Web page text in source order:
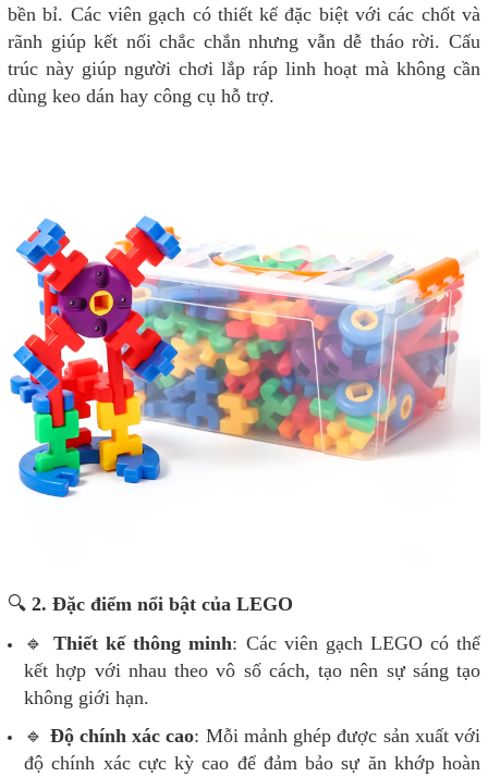
bền bỉ. Các viên gạch có thiết kế đặc biệt với các chốt và
rãnh giúp kết nối chắc chắn nhưng vẫn dễ tháo rời. Cấu
trúc này giúp người chơi lắp ráp linh hoạt mà không cần
dùng keo dán hay công cụ hỗ trợ.
🔍 2. Đặc điểm nổi bật của LEGO
🔹Thiết kế thông minh: Các viên gạch LEGO có thể
kết hợp với nhau theo vô số cách, tạo nên sự sáng tạo
không giới hạn.
🔹 Độ chính xác cao: Mỗi mảnh ghép được sản xuất với
độ chính xác cực kỳ cao để đảm bảo sự ăn khớp hoàn